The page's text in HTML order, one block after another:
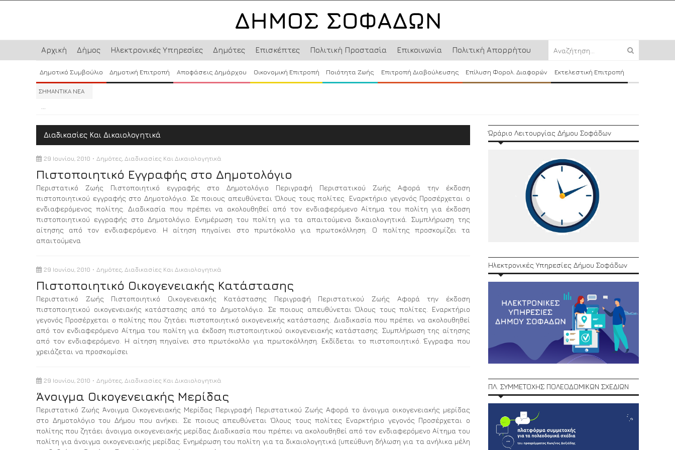
Αρχική Δήμος Ηλεκτρονικές Υπηρεσίες Δημότες Επισκέπτες Πολιτική Προστασία Επικοινωνία Πολιτική Απορρήτου
Δημοτικό Συμβούλιο Δημοτική Επιτροπή Αποφάσεις Δημάρχου Οικονομική Επιτροπή Ποιότητα Ζωής Επιτροπή Διαβούλευσης Επίλυση Φορολ. Διαφορών Εκτελεστική Επιτροπή
ΣΗΜΑΝΤΙΚΑ ΝΕΑ
...
Διαδικασίες Και Δικαιολογητικά
29 Ιουνίου, 2010 Δημότες, Διαδικασίες Και Δικαιολογητικά
Πιστοποιητικό Εγγραφής στο Δημοτολόγιο
Περιστατικό Ζωής Πιστοποιητικό εγγραφής στο Δημοτολόγιο Περιγραφή Περιστατικού Ζωής Αφορά την έκδοση
πιστοποιητικού εγγραφής στο Δημοτολόγιο. Σε ποιους απευθύνεται Όλους τους πολίτες. Εναρκτήριο γεγονός Προσέρχεται ο
ενδιαφερόμενος πολίτης. Διαδικασία που πρέπει να ακολουθηθεί από τον ενδιαφερόμενο Αίτημα του πολίτη για έκδοση
πιστοποιητικού εγγραφής στο Δημοτολόγιο. Ενημέρωση του πολίτη για τα απαιτούμενα δικαιολογητικά. Συμπλήρωση της
αίτησης από τον ενδιαφερόμενο. Η αίτηση πηγαίνει στο πρωτόκολλο για πρωτοκόλληση. Ο πολίτης προσκομίζει τα
απαιτούμενα
29 Ιουνίου, 2010 Δημότες, Διαδικασίες Και Δικαιολογητικά
Πιστοποιητικό Οικογενειακής Κατάστασης
Περιστατικό Ζωής Πιστοποιητικό Οικογενειακής Κατάστασης Περιγραφή Περιστατικού Ζωής Αφορά την έκδοση
πιστοποιητικού οικογενειακής κατάστασης από το Δημοτολόγιο. Σε ποιους απευθύνεται Όλους τους πολίτες. Εναρκτήριο
γεγονός Προσέρχεται ο πολίτης που ζητάει πιστοποιητικό οικογενεικής κατάστασης. Διαδικασία που πρέπει να ακολουθηθεί
από τον ενδιαφερόμενο Αίτημα του πολίτη για έκδοση πιστοποιητικού οικογενειακής κατάστασης. Συμπλήρωση της αίτησης
από τον ενδιαφερόμενο. Η αίτηση πηγαίνει στο πρωτόκολλο για πρωτοκόλληση. Εκδίδεται το πιστοποιητικό. Έγγραφα που
χρειάζεται να προσκομίσει
29 Ιουνίου, 2010 Δημότες, Διαδικασίες Και Δικαιολογητικά
Άνοιγμα Οικογενειακής Μερίδας
Περιστατικό Ζωής Άνοιγμα Οικογενειακής Μερίδας Περιγραφή Περιστατικού Ζωής Αφορά το άνοιγμα οικογενειακής μερίδας
στο Δημοτολόγιο του Δήμου που ανήκει. Σε ποιους απευθύνεται Όλους τους πολίτες Εναρκτήριο γεγονός Προσέρχεται ο
πολίτης που ζητάει άνοιγμα οικογενειακής μερίδας Διαδικασία που πρέπει να ακολουθηθεί από τον ενδιαφερόμενο Αίτημα του
πολίτη για άνοιγμα οικογενειακής μερίδας. Ενημέρωση του πολίτη για τα δικαιολογητικά (υπεύθυνη δήλωση για τα ανήλικα μέλη
Ώράριο Λειτουργίας Δήμου Σοφάδων
Ηλεκτρονικές Υπηρεσίες Δήμου Σοφάδων
ΠΛ. ΣΥΜΜΕΤΟΧΗΣ ΠΟΛΕΟΔΟΜΙΚΩΝ ΣΧΕΔΙΩΝ